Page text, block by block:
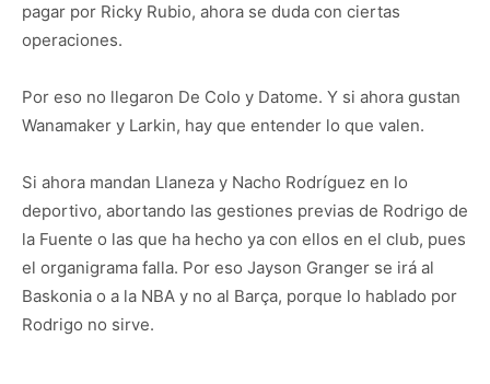
pagar por Ricky Rubio, ahora se duda con ciertas
operaciones.
Por eso no llegaron De Colo y Datome. Y si ahora gustan
Wanamaker y Larkin, hay que entender lo que valen.
Si ahora mandan Llaneza y Nacho Rodríguez en lo
deportivo, abortando las gestiones previas de Rodrigo de
la Fuente o las que ha hecho ya con ellos en el club, pues
el organigrama falla. Por eso Jayson Granger se irá al
Baskonia o a la NBA y no al Barça, porque lo hablado por
Rodrigo no sirve.